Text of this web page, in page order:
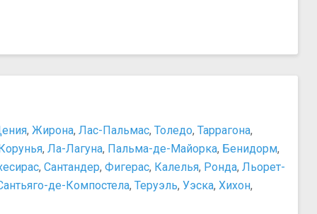
Прочее
Башня Пикассо
Деловой центр Куатро-Торрес
, Жирона, Лас-Пальмас, Толедо, Таррагона,
, Ла-Лагуна, Пальма-де-Майорка, Бенидорм,
, Сантандер, Фигерас, Калелья, Ронда, Льорет-
де-Компостела, Теруэль, Уэска, Хихон,